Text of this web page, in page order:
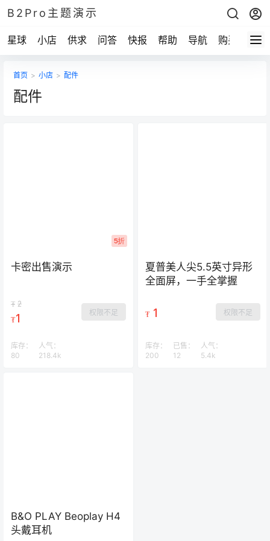
B2Pro主题演示
星球 小店 供求 问答 快报 帮助 导航 购买
首页 > 小店 > 配件
配件
5折
卡密出售演示
₮ 2
₮1 权限不足
库存：
80
人气：
218.4k
夏普美人尖5.5英寸异形
全面屏，一手全掌握
₮ 1 权限不足
库存：
200
已售：
12
人气：
5.4k
B&O PLAY Beoplay H4
头戴耳机